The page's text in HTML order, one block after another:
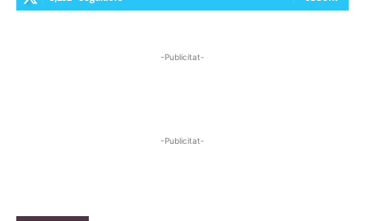
-Publicitat-
-Publicitat-